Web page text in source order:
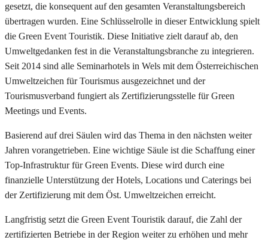
gesetzt, die konsequent auf den gesamten Veranstaltungsbereich
übertragen wurden. Eine Schlüsselrolle in dieser Entwicklung spielt
die Green Event Touristik. Diese Initiative zielt darauf ab, den
Umweltgedanken fest in die Veranstaltungsbranche zu integrieren.
Seit 2014 sind alle Seminarhotels in Wels mit dem Österreichischen
Umweltzeichen für Tourismus ausgezeichnet und der
Tourismusverband fungiert als Zertifizierungsstelle für Green
Meetings und Events.
Basierend auf drei Säulen wird das Thema in den nächsten weiter
Jahren vorangetrieben. Eine wichtige Säule ist die Schaffung einer
Top-Infrastruktur für Green Events. Diese wird durch eine
finanzielle Unterstützung der Hotels, Locations und Caterings bei
der Zertifizierung mit dem Öst. Umweltzeichen erreicht.
Langfristig setzt die Green Event Touristik darauf, die Zahl der
zertifizierten Betriebe in der Region weiter zu erhöhen und mehr